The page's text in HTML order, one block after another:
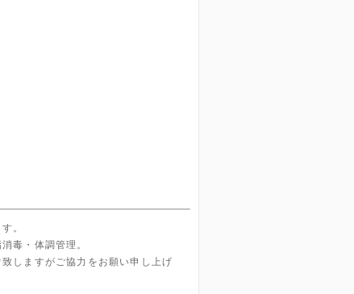
。
毒・体調管理。
しますがご協力をお願い申し上げ